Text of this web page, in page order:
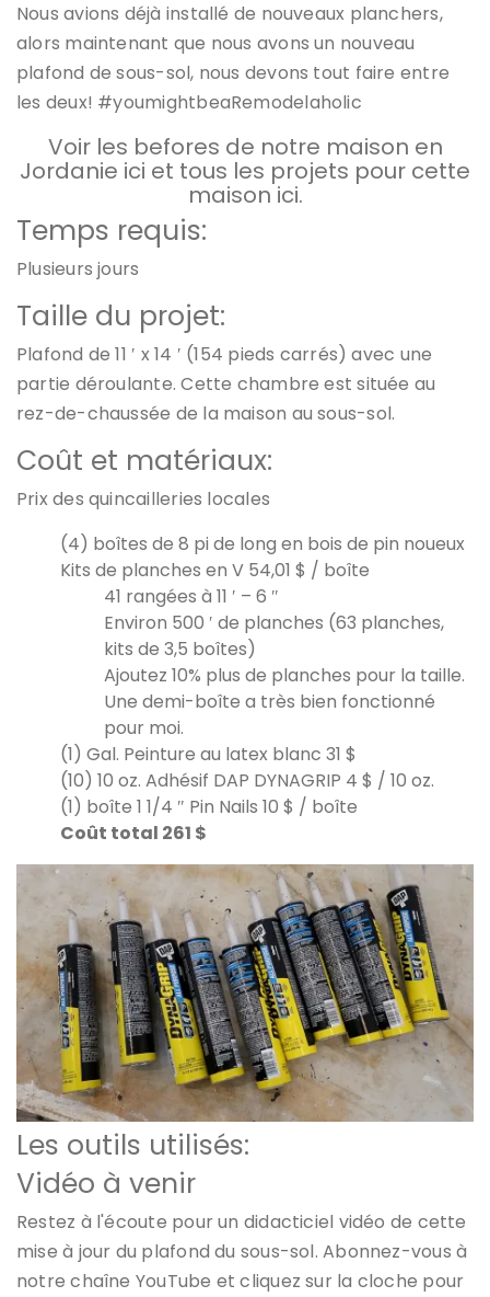
Nous avions déjà installé de nouveaux planchers,
alors maintenant que nous avons un nouveau
plafond de sous-sol, nous devons tout faire entre
les deux! #youmightbeaRemodelaholic
Voir les befores de notre maison en
Jordanie ici et tous les projets pour cette
maison ici.
Temps requis:
Plusieurs jours
Taille du projet:
Plafond de 11 ′ x 14 ′ (154 pieds carrés) avec une
partie déroulante. Cette chambre est située au
rez-de-chaussée de la maison au sous-sol.
Coût et matériaux:
Prix ​​des quincailleries locales
(4) boîtes de 8 pi de long en bois de pin noueux
Kits de planches en V 54,01 $ / boîte
41 rangées à 11 ′ – 6 ″
Environ 500 ′ de planches (63 planches,
kits de 3,5 boîtes)
Ajoutez 10% plus de planches pour la taille.
Une demi-boîte a très bien fonctionné
pour moi.
(1) Gal. Peinture au latex blanc 31 $
(10) 10 oz. Adhésif DAP DYNAGRIP 4 $ / 10 oz.
(1) boîte 1 1/4 ″ Pin Nails 10 $ / boîte
Coût total 261 $
Les outils utilisés:
Vidéo à venir
Restez à l'écoute pour un didacticiel vidéo de cette
mise à jour du plafond du sous-sol. Abonnez-vous à
notre chaîne YouTube et cliquez sur la cloche pour